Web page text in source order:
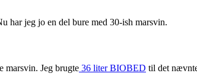
har jeg jo en del bure med 30-ish marsvin.
marsvin. Jeg brugte 36 liter BIOBED til det